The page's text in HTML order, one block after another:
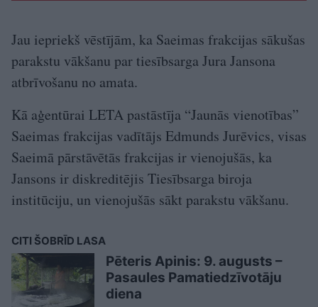
Jau iepriekš vēstījām, ka Saeimas frakcijas sākušas
parakstu vākšanu par tiesībsarga Jura Jansona
atbrīvošanu no amata.
Kā aģentūrai LETA pastāstīja “Jaunās vienotības”
Saeimas frakcijas vadītājs Edmunds Jurēvics, visas
Saeimā pārstāvētās frakcijas ir vienojušās, ka
Jansons ir diskreditējis Tiesībsarga biroja
institūciju, un vienojušās sākt parakstu vākšanu.
CITI ŠOBRĪD LASA
Pēteris Apinis: 9. augusts –
Pasaules Pamatiedzīvotāju
diena